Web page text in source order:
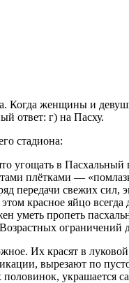
Когда женщины и
ответ: г) на Пасху.
стадиона:
в Пасхальный
плётками —
передачи свежих
красное яйцо
уметь пропеть
Их красят в
вырезают по
украшается